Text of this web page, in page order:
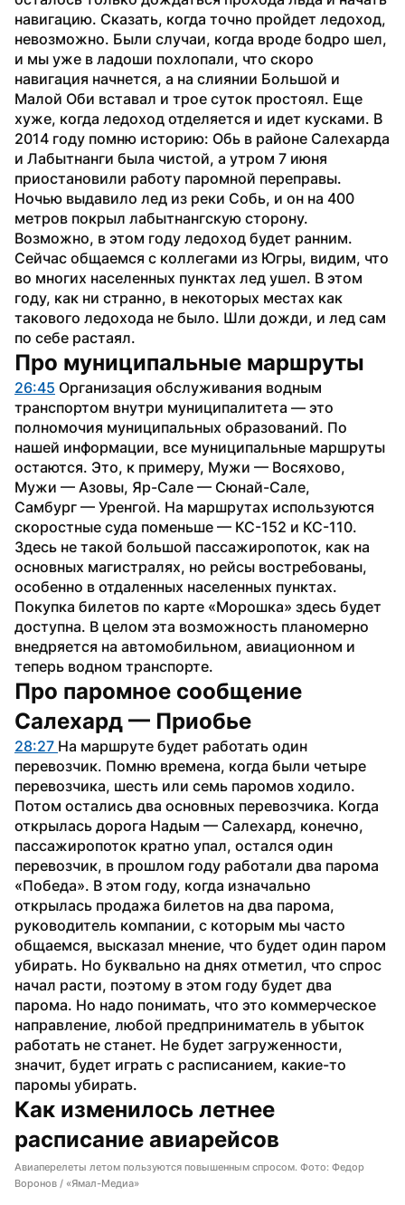
навигацию. Сказать, когда точно пройдет ледоход,
невозможно. Были случаи, когда вроде бодро шел,
и мы уже в ладоши похлопали, что скоро
навигация начнется, а на слиянии Большой и
Малой Оби вставал и трое суток простоял. Еще
хуже, когда ледоход отделяется и идет кусками. В
2014 году помню историю: Обь в районе Салехарда
и Лабытнанги была чистой, а утром 7 июня
приостановили работу паромной переправы.
Ночью выдавило лед из реки Собь, и он на 400
метров покрыл лабытнангскую сторону.
Возможно, в этом году ледоход будет ранним.
Сейчас общаемся с коллегами из Югры, видим, что
во многих населенных пунктах лед ушел. В этом
году, как ни странно, в некоторых местах как
такового ледохода не было. Шли дожди, и лед сам
по себе растаял.
Про муниципальные маршруты
26:45 Организация обслуживания водным
транспортом внутри муниципалитета — это
полномочия муниципальных образований. По
нашей информации, все муниципальные маршруты
остаются. Это, к примеру, Мужи — Восяхово,
Мужи — Азовы, Яр-Сале — Сюнай-Сале,
Самбург — Уренгой. На маршрутах используются
скоростные суда поменьше — КС-152 и КС-110.
Здесь не такой большой пассажиропоток, как на
основных магистралях, но рейсы востребованы,
особенно в отдаленных населенных пунктах.
Покупка билетов по карте «Морошка» здесь будет
доступна. В целом эта возможность планомерно
внедряется на автомобильном, авиационном и
теперь водном транспорте.
Про паромное сообщение
Салехард — Приобье
28:27 На маршруте будет работать один
перевозчик. Помню времена, когда были четыре
перевозчика, шесть или семь паромов ходило.
Потом остались два основных перевозчика. Когда
открылась дорога Надым — Салехард, конечно,
пассажиропоток кратно упал, остался один
перевозчик, в прошлом году работали два парома
«Победа». В этом году, когда изначально
открылась продажа билетов на два парома,
руководитель компании, с которым мы часто
общаемся, высказал мнение, что будет один паром
убирать. Но буквально на днях отметил, что спрос
начал расти, поэтому в этом году будет два
парома. Но надо понимать, что это коммерческое
направление, любой предприниматель в убыток
работать не станет. Не будет загруженности,
значит, будет играть с расписанием, какие-то
паромы убирать.
Как изменилось летнее
расписание авиарейсов
Авиаперелеты летом пользуются повышенным спросом. Фото: Федор
Воронов / «Ямал-Медиа»